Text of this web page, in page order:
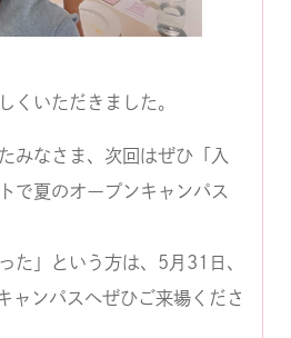
くいただきました。
みなさま、次回はぜひ「入
で夏のオープンキャンパス
た」という方は、5月31日、
ャンパスへぜひご来場くださ